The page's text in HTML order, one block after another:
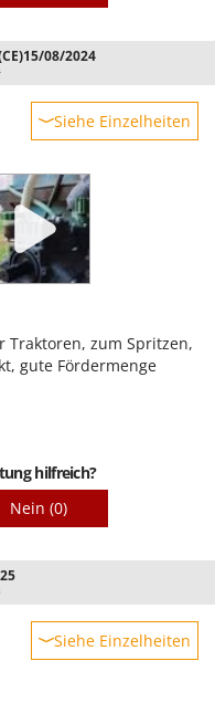
15/08/2024
Siehe Einzelheiten
zum Spritzen,
gute Fördermenge
hilfreich?
Nein (0)
Siehe Einzelheiten